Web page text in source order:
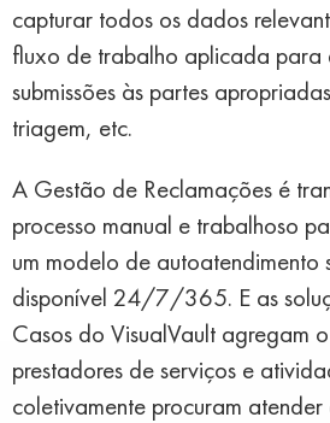
capturar todos os dados
fluxo de trabalho aplicada para
submissões às partes
triagem, etc.
A Gestão de Reclamações é
processo manual e trabalhoso
um modelo de autoatendimento
disponível 24/7/365. E as
Casos do VisualVault agregam
prestadores de serviços e
coletivamente procuram